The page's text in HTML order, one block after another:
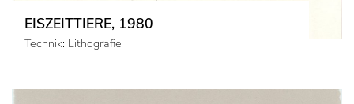
EISZEITTIERE, 1980
Technik: Lithografie